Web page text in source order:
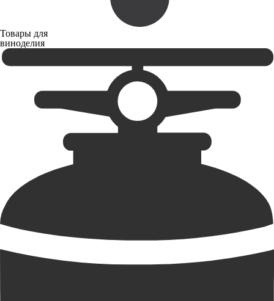
Товары для
виноделия